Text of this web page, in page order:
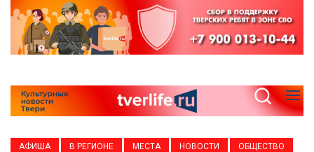
АФИША В РЕГИОНЕ МЕСТА НОВОСТИ
ОБЩЕСТВО